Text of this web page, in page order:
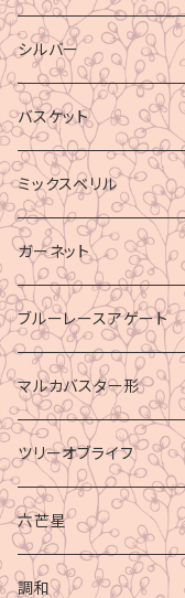
シルバー
バスケット
ミックスベリル
ガーネット
ブルーレースアゲート
マルカバスター形
ツリーオブライフ
六芒星
調和